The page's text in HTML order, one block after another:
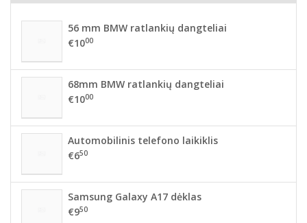
56 mm BMW ratlankių dangteliai
€1000
68mm BMW ratlankių dangteliai
€1000
Automobilinis telefono laikiklis
€650
Samsung Galaxy A17 dėklas
€950